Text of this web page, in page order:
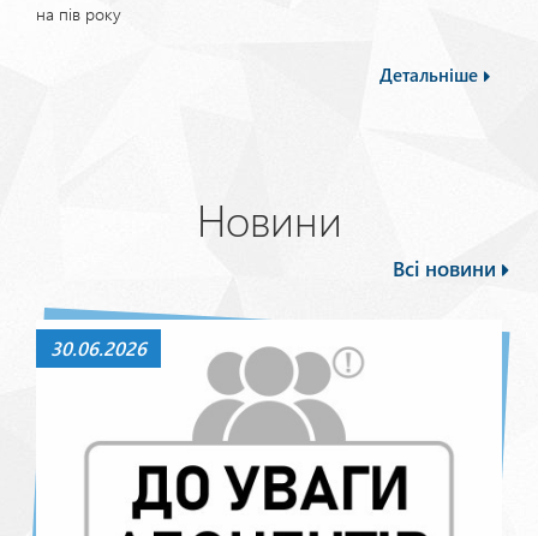
на пів року
Детальніше
Новини
Всі новини
30.06.2026